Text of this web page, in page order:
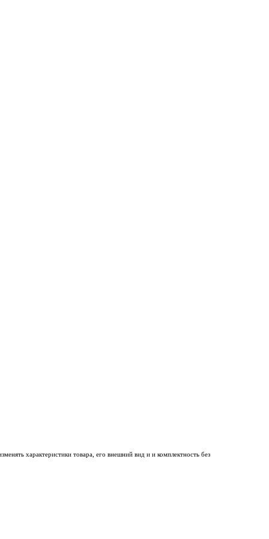
характеристики товара, его внешний вид и и комплектность без